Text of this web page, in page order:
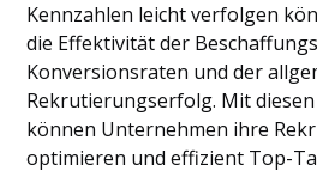
Kennzahlen leicht verfolgen
die Effektivität der
Konversionsraten und der
Rekrutierungserfolg. Mit
können Unternehmen ihre
optimieren und effizient Top-